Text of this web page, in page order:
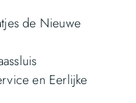
de Nieuwe
en Eerlijke